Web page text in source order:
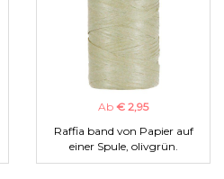
Ab € 2,95
Raffia band von Papier auf
einer Spule, olivgrün.